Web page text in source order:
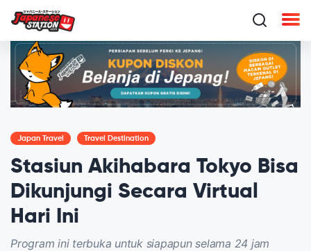
Japan Travel Travel Destination
Stasiun Akihabara Tokyo Bisa
Dikunjungi Secara Virtual
Hari Ini
Program ini terbuka untuk siapapun selama 24 jam